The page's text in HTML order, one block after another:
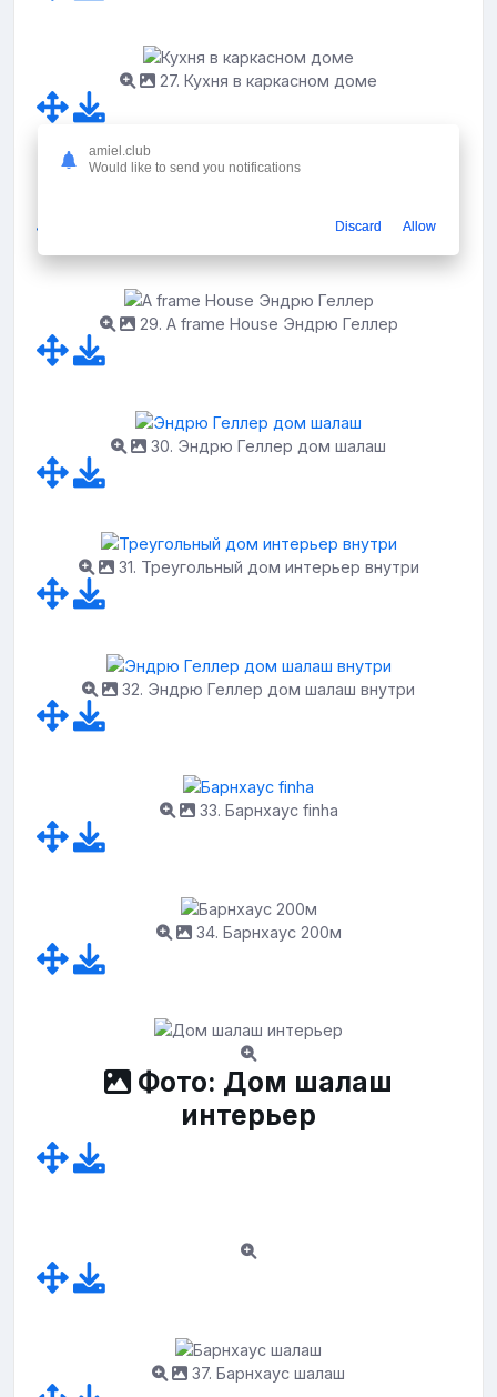
27. Кухня в каркасном доме
29. A frame House Эндрю Геллер
30. Эндрю Геллер дом шалаш
31. Треугольный дом интерьер внутри
32. Эндрю Геллер дом шалаш внутри
33. Барнхаус finha
34. Барнхаус 200м
Фото: Дом шалаш
интерьер
37. Барнхаус шалаш
amiel.club
Would like to send you notifications
Discard Allow